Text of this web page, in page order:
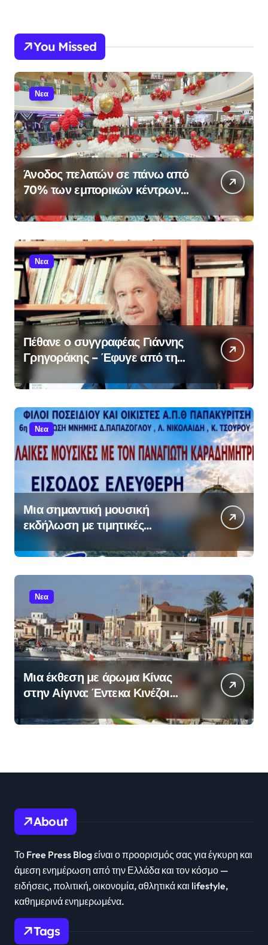
You Missed
Νεα
Άνοδος πελατών σε πάνω από
70% των εμπορικών κέντρων
στην Κίνα
Νεα
Πέθανε ο συγγραφέας Γιάννης
Γρηγοράκης – Έφυγε από τη
ζωή στα 76 του
Νεα
Μια σημαντική μουσική
εκδήλωση με τιμητικές
βραβεύσεις στο Ποσείδι
Χαλκιδικής στις 9 Αυγούστου
Νεα
Μια έκθεση με άρωμα Κίνας
στην Αίγινα: Έντεκα Κινέζοι
καλλιτέχνες παρουσιάζουν έργα
τους στο Διαχρονικό Μουσείο
About
Το Free Press Blog είναι ο προορισμός σας για έγκυρη και
άμεση ενημέρωση από την Ελλάδα και τον κόσμο —
ειδήσεις, πολιτική, οικονομία, αθλητικά και lifestyle,
καθημερινά ενημερωμένα.
Tags